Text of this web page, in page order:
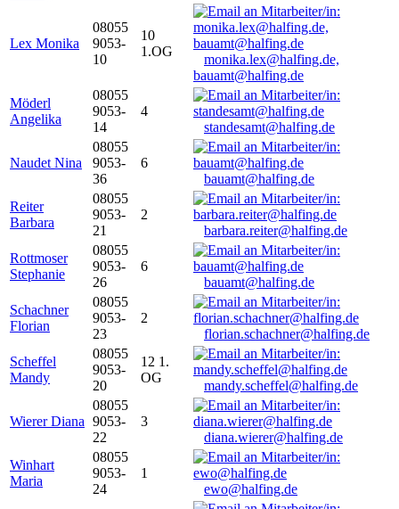
Lex Monika
08055
9053-
10
10
1.OG
monika.lex@halfing.de,
bauamt@halfing.de
Möderl
Angelika
08055
9053-
14
4
standesamt@halfing.de
Naudet Nina
08055
9053-
36
6
bauamt@halfing.de
Reiter
Barbara
08055
9053-
21
2
barbara.reiter@halfing.de
Rottmoser
Stephanie
08055
9053-
26
6
bauamt@halfing.de
Schachner
Florian
08055
9053-
23
2
florian.schachner@halfing.de
Scheffel
Mandy
08055
9053-
20
12 1.
OG
mandy.scheffel@halfing.de
Wierer Diana
08055
9053-
22
3
diana.wierer@halfing.de
Winhart
Maria
08055
9053-
24
1
ewo@halfing.de